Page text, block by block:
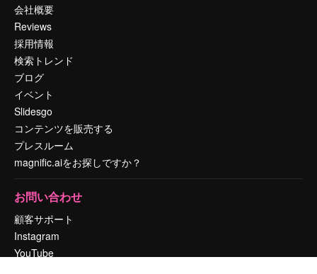
会社概要
Reviews
採用情報
検索トレンド
ブログ
イベント
Slidesgo
コンテンツを販売する
プレスルーム
magnific.aiをお探しですか？
お問い合わせ
顧客サポート
Instagram
YouTube